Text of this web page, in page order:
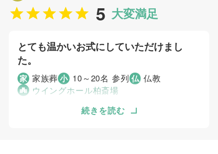
ていただきたくて、今回もしてくれました。本
当に良かったです。とてもよいお別れにしてい
めた母への思いなども、心こもった表現でご紹
介くださったり、始終、父と私たち家族に寄り
添ってくれました。対応いただく方が次々と変
わることもありましたが、お伝えしたことがき
ちんと引き継がれていることに、遺族の気持ち
として安心しました。
5 大変満足
とても温かいお式にしていただけまし
た。
家 家族葬小 10～20名 参列 仏 仏教
ウイングホール柏斎場
正直、突然の出来事で時間がなかったので、火
続きを読む